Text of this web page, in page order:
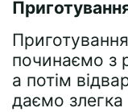
починаємо з
а потім
даємо